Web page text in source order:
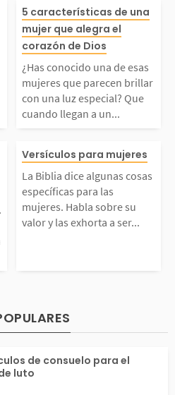
que s
es sab
Puede
ran valor a
En la Palabra
encontramos
s...
es aq
su vi
pr
de Dio
a D
lo
¿Has conocido
esas mujeres
cen brillar con
z especial?
o llegan a un
parten paz,
imismo. No
de belleza...
5 características de una
mujer que alegra el
corazón de Dios
¿Has conocido una de esas
mujeres que parecen brillar
con una luz especial? Que
cuando llegan a un...
a l
par
muje
ben
tierr
La Biblia dice
s cosas
ra las
sobre su valor
en todo lo que
¡Demos cada
Versículos para mujeres
La Biblia dice algunas cosas
específicas para las
mujeres. Habla sobre su
valor y las exhorta a ser...
de consuelo para el
luto